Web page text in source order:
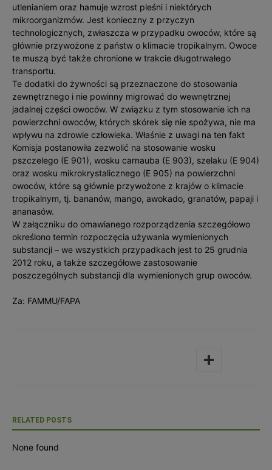
utlenianiem oraz hamuje wzrost pleśni i niektórych
mikroorganizmów. Jest konieczny z przyczyn
technologicznych, zwłaszcza w przypadku owoców, które są
głównie przywożone z państw o klimacie tropikalnym. Owoce
te muszą być także chronione w trakcie długotrwałego
transportu.
Te dodatki do żywności są przeznaczone do stosowania
zewnętrznego i nie powinny migrować do wewnętrznej
jadalnej części owoców. W związku z tym stosowanie ich na
powierzchni owoców, których skórek się nie spożywa, nie ma
wpływu na zdrowie człowieka. Właśnie z uwagi na ten fakt
Komisja postanowiła zezwolić na stosowanie wosku
pszczelego (E 901), wosku carnauba (E 903), szelaku (E 904)
oraz wosku mikrokrystalicznego (E 905) na powierzchni
owoców, które są głównie przywożone z krajów o klimacie
tropikalnym, tj. bananów, mango, awokado, granatów, papaji i
ananasów.
W załączniku do omawianego rozporządzenia szczegółowo
określono termin rozpoczęcia używania wymienionych
substancji – we wszystkich przypadkach jest to 25 grudnia
2012 roku, a także szczegółowe zastosowanie
poszczególnych substancji dla wymienionych grup owoców.
Za: FAMMU/FAPA
RELATED POSTS
None found